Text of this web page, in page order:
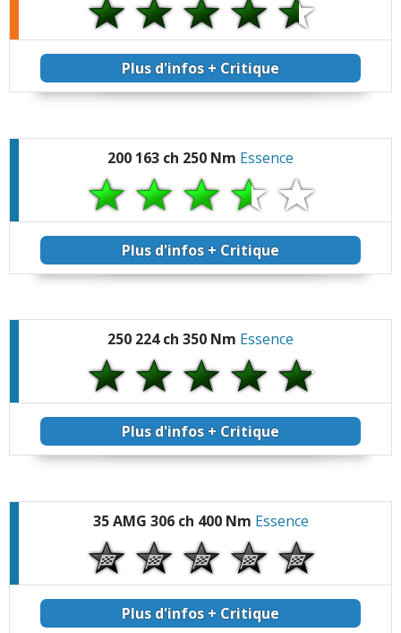
Plus d'infos + Critique
200 163 ch 250 Nm Essence
Plus d'infos + Critique
250 224 ch 350 Nm Essence
Plus d'infos + Critique
35 AMG 306 ch 400 Nm Essence
Plus d'infos + Critique